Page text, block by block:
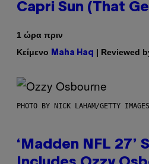
Capri Sun (That
1 ώρα πριν
Κείμενο
Maha Haq | Reviewed
PHOTO BY NICK LAHAM/GETTY IMAGES
‘Madden NFL 27’